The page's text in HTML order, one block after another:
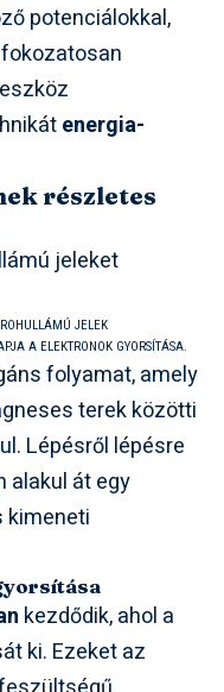
potenciálokkal,
energia-
részletes
JELEK
A ELEKTRONOK GYORSÍTÁSA.
folyamat, amely
terek közötti
Lépésről lépésre
alakul át egy
kimeneti
kezdődik, ahol a
ki. Ezeket az